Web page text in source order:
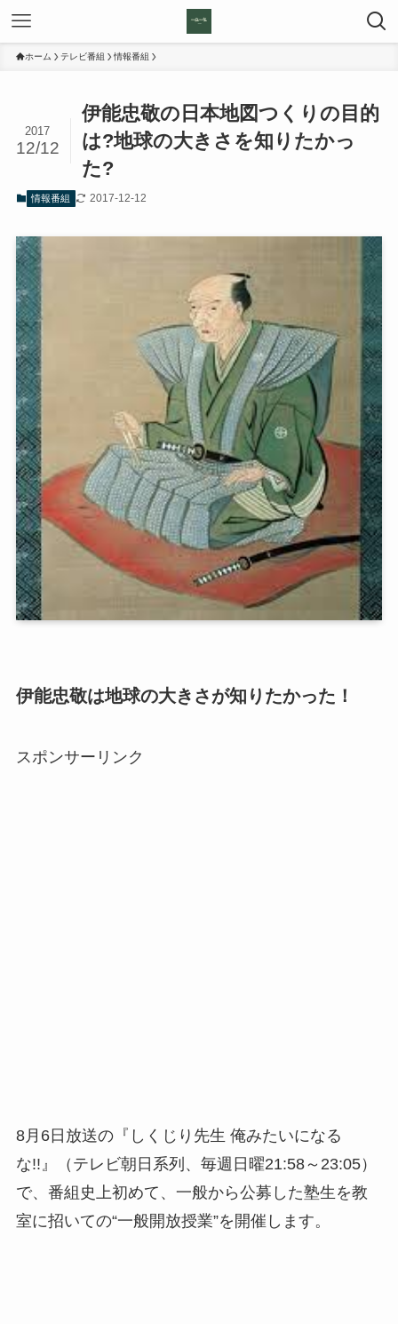
ホーム テレビ番組 情報番組
伊能忠敬の日本地図つくりの目的
は?地球の大きさを知りたかっ
た?
2017
12/12
情報番組 2017-12-12
伊能忠敬は地球の大きさが知りたかった！
スポンサーリンク
8月6日放送の『しくじり先生 俺みたいになる
な!!』（テレビ朝日系列、毎週日曜21:58～23:05）
で、番組史上初めて、一般から公募した塾生を教
室に招いての“一般開放授業”を開催します。